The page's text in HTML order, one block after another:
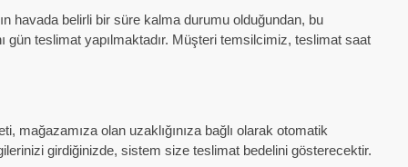
havada belirli bir süre kalma durumu olduğundan, bu
gün teslimat yapılmaktadır. Müşteri temsilcimiz, teslimat saat
mağazamıza olan uzaklığınıza bağlı olarak otomatik
girdiğinizde, sistem size teslimat bedelini gösterecektir.